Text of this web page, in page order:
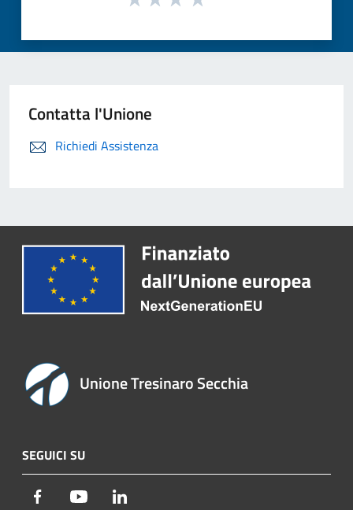
Contatta l'Unione
Richiedi Assistenza
Unione Tresinaro Secchia
SEGUICI SU
Facebook Youtube